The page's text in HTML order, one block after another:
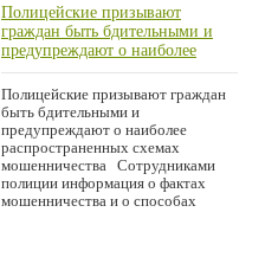
Криминал/
Мысли в слух/
Проишествие/
Город
Полицейские призывают
граждан быть бдительными и
предупреждают о наиболее
распространенных схемах
мошенничества
Полицейские призывают граждан
быть бдительными и
предупреждают о наиболее
распространенных схемах
мошенничества Сотрудниками
полиции информация о фактах
мошенничества и о способах